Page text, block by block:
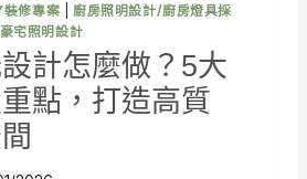
修專案
廚房照明設計/廚房燈具採
宅照明設計
計怎麼做？5大
點，打造高質